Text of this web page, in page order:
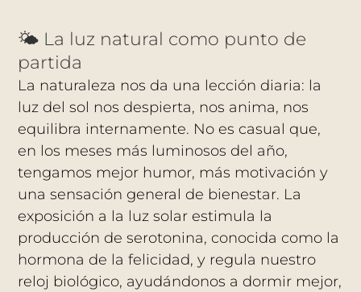
🌤️ La luz natural como punto de
partida
La naturaleza nos da una lección diaria: la
luz del sol nos despierta, nos anima, nos
equilibra internamente. No es casual que,
en los meses más luminosos del año,
tengamos mejor humor, más motivación y
una sensación general de bienestar. La
exposición a la luz solar estimula la
producción de serotonina, conocida como la
hormona de la felicidad, y regula nuestro
reloj biológico, ayudándonos a dormir mejor,